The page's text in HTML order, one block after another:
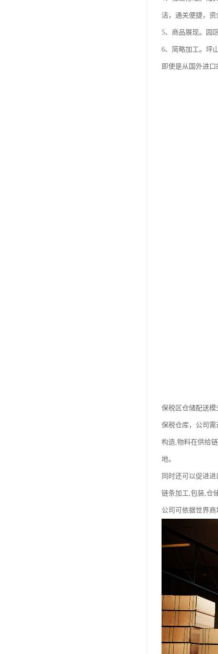
洁，通关便捷，
5、商品展现。园
6、简略加工。坪
即使是从国外进
保税区仓储配送
保税仓库，公司
构造,物料在供给
地。
同时还可以促进
链条加工,包装,仓
公司可依据世界